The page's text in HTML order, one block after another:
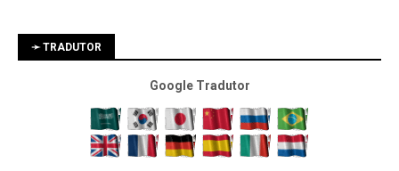
➛ TRADUTOR
Google Tradutor